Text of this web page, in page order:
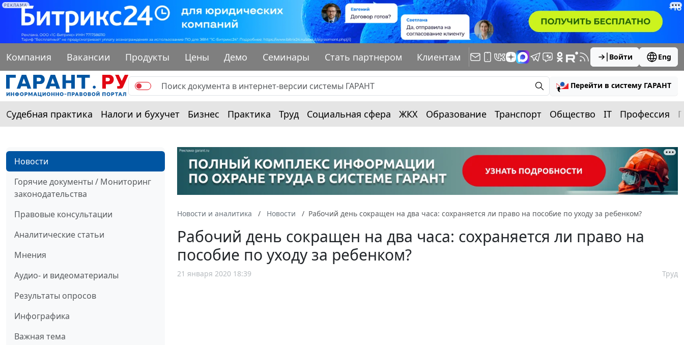
РЕКЛАМА
Компания Вакансии Продукты Цены Демо Семинары Стать партнером Клиентам Войти Eng
Перейти в систему ГАРАНТ
Судебная практика Налоги и бухучет Бизнес Практика Труд Социальная сфера ЖКХ Образование Транспорт Общество IT Профессия
Новости
Горячие документы / Мониторинг
законодательства
Правовые консультации
Аналитические статьи
Мнения
Аудио- и видеоматериалы
Результаты опросов
Инфографика
Важная тема
Новости и аналитика Новости Рабочий день сокращен на два часа: сохраняется ли право на пособие по уходу за ребенком?
Рабочий день сокращен на два часа: сохраняется ли право на
пособие по уходу за ребенком?
21 января 2020 18:39 Труд